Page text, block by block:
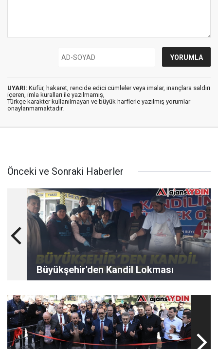
UYARI: Küfür, hakaret, rencide edici cümleler veya imalar, inançlara saldırı
içeren, imla kuralları ile yazılmamış,
Türkçe karakter kullanılmayan ve büyük harflerle yazılmış yorumlar
onaylanmamaktadır.
Önceki ve Sonraki Haberler
Büyükşehir'den Kandil Lokması